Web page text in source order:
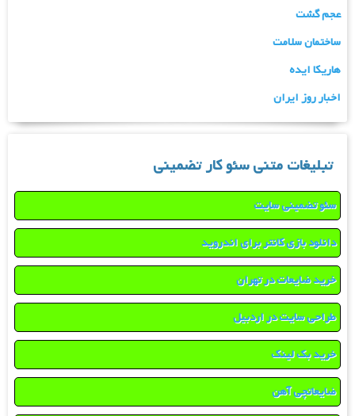
عجم گشت
ساختمان سلامت
هاریکا ایده
اخبار روز ایران
تبلیغات متنی سئو کار تضمینی
سئو تضمینی سایت
دانلود بازی کانتر برای اندروید
خرید ضایعات در تهران
طراحی سایت در اردبیل
خرید بک لینک
ضایعاتچی آهن